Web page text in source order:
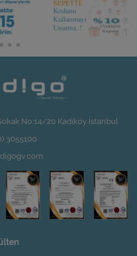
No:14/20 Kadıköy İstanbul
3055100